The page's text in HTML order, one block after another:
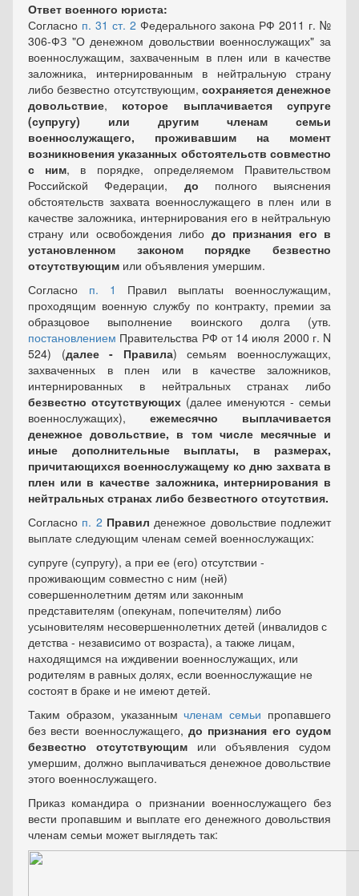
Ответ военного юриста:
Согласно п. 31 ст. 2 Федерального закона РФ 2011 г. №
306-ФЗ "О денежном довольствии военнослужащих" за
военнослужащим, захваченным в плен или в качестве
заложника, интернированным в нейтральную страну
либо безвестно отсутствующим, сохраняется денежное
довольствие, которое выплачивается супруге
(супругу) или другим членам семьи
военнослужащего, проживавшим на момент
возникновения указанных обстоятельств совместно
с ним, в порядке, определяемом Правительством
Российской Федерации, до полного выяснения
обстоятельств захвата военнослужащего в плен или в
качестве заложника, интернирования его в нейтральную
страну или освобождения либо до признания его в
установленном законом порядке безвестно
отсутствующим или объявления умершим.
Согласно п. 1
Правил выплаты военнослужащим,
проходящим военную службу по контракту, премии за
образцовое выполнение воинского долга (утв.
постановлением Правительства РФ от 14 июля 2000 г. N
524) (далее - Правила)семьям военнослужащих,
захваченных в плен или в качестве заложников,
интернированных в нейтральных странах либо
безвестно отсутствующих (далее именуются - семьи
военнослужащих), ежемесячно выплачивается
денежное довольствие, в том числе месячные и
иные дополнительные выплаты, в размерах,
причитающихся военнослужащему ко дню захвата в
плен или в качестве заложника, интернирования в
нейтральных странах либо безвестного отсутствия.
Согласно п. 2 Правил денежное довольствие подлежит
выплате следующим членам семей военнослужащих:
супруге (супругу), а при ее (его) отсутствии -
проживающим совместно с ним (ней)
совершеннолетним детям или законным
представителям (опекунам, попечителям) либо
усыновителям несовершеннолетних детей (инвалидов с
детства - независимо от возраста), а также лицам,
находящимся на иждивении военнослужащих, или
родителям в равных долях, если военнослужащие не
состоят в браке и не имеют детей.
Таким образом, указаннымчленам семьи пропавшего
без вести военнослужащего, до признания его судом
безвестно отсутствующимили объявления судом
умершим, должно выплачиваться денежное довольствие
этого военнослужащего.
Приказ командира о признании военнослужащего без
вести пропавшим и выплате его денежного довольствия
членам семьи может выглядеть так: